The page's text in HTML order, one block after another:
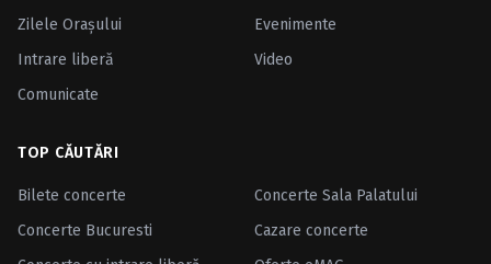
Zilele Oraşului
Evenimente
Intrare liberă
Video
Comunicate
TOP CĂUTĂRI
Bilete concerte
Concerte Sala Palatului
Concerte Bucuresti
Cazare concerte